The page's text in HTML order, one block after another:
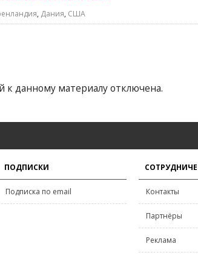
, Дания, США
данному материалу отключена.
ПОДПИСКИ
Подписка по email Контакты
Партнёры
Реклама